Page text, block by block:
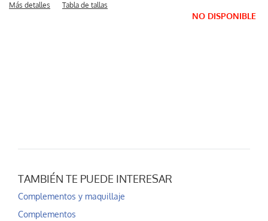
Más detalles Tabla de tallas
NO DISPONIBLE
TAMBIÉN TE PUEDE INTERESAR
Complementos y maquillaje
Complementos